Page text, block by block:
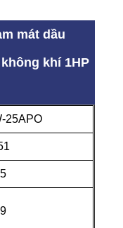
mát dầu
khí 1HP
25APO